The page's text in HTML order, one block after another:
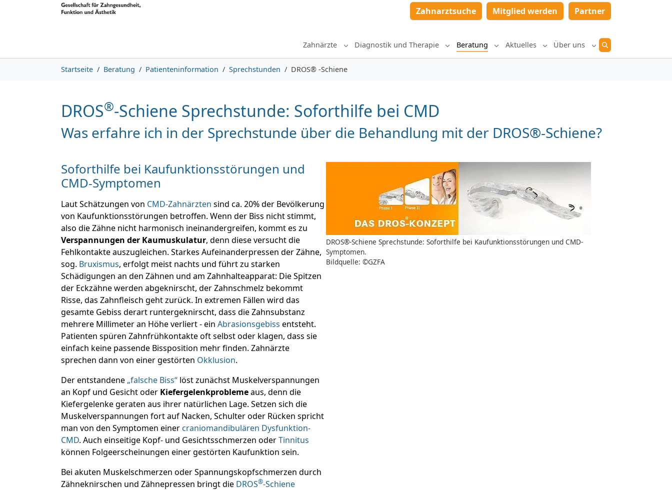
Skip to main content
Skip to page footer Zahnarztsuche Mitglied werden Partner
Zahnärzte Submenu for "Zahnärzte"
Diagnostik und Therapie Submenu for "Diagnostik und Therapie"
Beratung Submenu for "Beratung"
Aktuelles Submenu for "Aktuelles"
Über uns Submenu for "Über
Startseite Beratung Patienteninformation Sprechstunden DROS® -Schiene
DROS®-Schiene Sprechstunde: Soforthilfe bei CMD
Was erfahre ich in der Sprechstunde über die Behandlung mit der DROS®-Schiene?
DROS®-Schiene Sprechstunde: Soforthilfe bei Kaufunktionsstörungen und CMD-
Symptomen.
Bildquelle: ©GZFA
Soforthilfe bei Kaufunktionsstörungen und
CMD-Symptomen
Laut Schätzungen von CMD-Zahnärzten sind ca. 20% der Bevölkerung
von Kaufunktionsstörungen betroffen. Wenn der Biss nicht stimmt,
also die Zähne nicht harmonisch ineinandergreifen, kommt es zu
Verspannungen der Kaumuskulatur, denn diese versucht die
Fehlkontakte auszugleichen. Starkes Aufeinanderpressen der Zähne,
sog. Bruxismus, erfolgt meist nachts und führt zu starken
Schädigungen an den Zähnen und am Zahnhalteapparat: Die Spitzen
der Eckzähne werden abgeknirscht, der Zahnschmelz bekommt
Risse, das Zahnfleisch geht zurück. In extremen Fällen wird das
gesamte Gebiss derart runtergeknirscht, dass die Zahnsubstanz
mehrere Millimeter an Höhe verliert - ein Abrasionsgebiss entsteht.
Patienten spüren Zahnfrühkontakte oft selbst oder klagen, dass sie
einfach keine passende Bissposition mehr finden. Zahnärzte
sprechen dann von einer gestörten Okklusion.
Der entstandene „falsche Biss“ löst zunächst Muskelverspannungen
an Kopf und Gesicht oder Kiefergelenkproblemeaus, denn die
Kiefergelenke geraten aus ihrer natürlichen Lage. Setzen sich die
Muskelverspannungen fort auf Nacken, Schulter oder Rücken spricht
man von den Symptomen einercraniomandibulären Dysfunktion-
CMD. Auch einseitige Kopf- und Gesichtsschmerzen oderTinnitus
können Folgeerscheinungen einer gestörten Kaufunktion sein.
Bei akuten Muskelschmerzen oder Spannungskopfschmerzen durch
Zähneknirschen und Zähnepressen bringt die DROS®-Schiene